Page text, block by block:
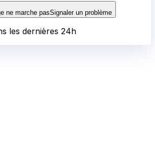
ne marche pasSignaler un problème
les dernières 24h